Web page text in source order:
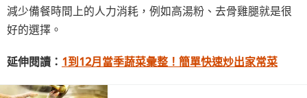
減少備餐時間上的人力消耗，例如高湯粉、去骨雞腿就是很
好的選擇。
延伸閱讀： 1到12月當季蔬菜彙整！簡單快速炒出家常菜